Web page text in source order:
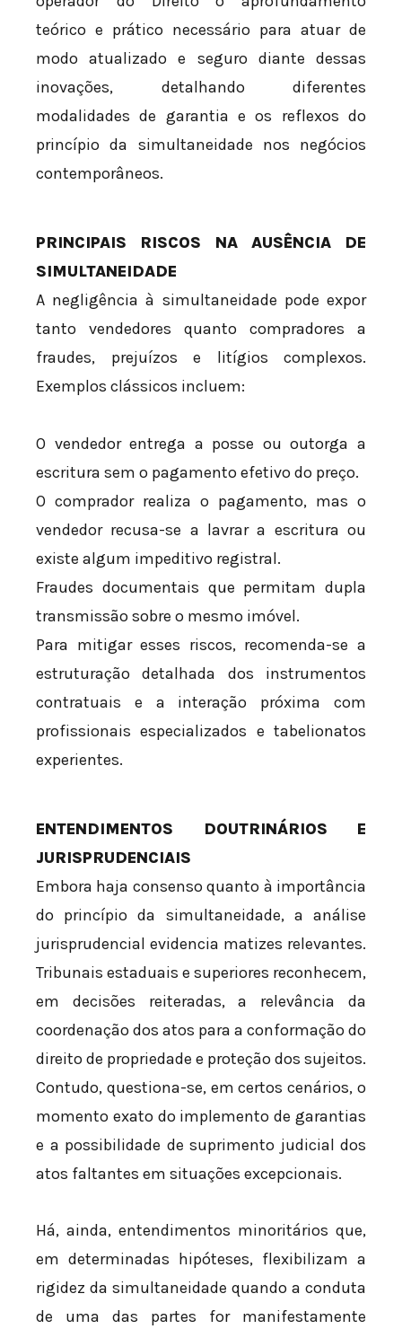
teórico e prático necessário para atuar de
modo atualizado e seguro diante dessas
inovações, detalhando diferentes
modalidades de garantia e os reflexos do
princípio da simultaneidade nos negócios
contemporâneos.
PRINCIPAIS RISCOS NA AUSÊNCIA DE
SIMULTANEIDADE
A negligência à simultaneidade pode expor
tanto vendedores quanto compradores a
fraudes, prejuízos e litígios complexos.
Exemplos clássicos incluem:
O vendedor entrega a posse ou outorga a
escritura sem o pagamento efetivo do preço.
O comprador realiza o pagamento, mas o
vendedor recusa-se a lavrar a escritura ou
existe algum impeditivo registral.
Fraudes documentais que permitam dupla
transmissão sobre o mesmo imóvel.
Para mitigar esses riscos, recomenda-se a
estruturação detalhada dos instrumentos
contratuais e a interação próxima com
profissionais especializados e tabelionatos
experientes.
ENTENDIMENTOS DOUTRINÁRIOS E
JURISPRUDENCIAIS
Embora haja consenso quanto à importância
do princípio da simultaneidade, a análise
jurisprudencial evidencia matizes relevantes.
Tribunais estaduais e superiores reconhecem,
em decisões reiteradas, a relevância da
coordenação dos atos para a conformação do
direito de propriedade e proteção dos sujeitos.
Contudo, questiona-se, em certos cenários, o
momento exato do implemento de garantias
e a possibilidade de suprimento judicial dos
atos faltantes em situações excepcionais.
Há, ainda, entendimentos minoritários que,
em determinadas hipóteses, flexibilizam a
rigidez da simultaneidade quando a conduta
de uma das partes for manifestamente